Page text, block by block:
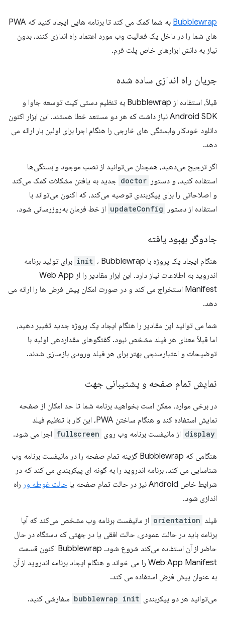
Bubblewrap
به شما کمک می کند تا برنامه هایی ایجاد کنید که PWA
های شما را در داخل یک فعالیت وب مورد اعتماد راه اندازی کنند، بدون
نیاز به دانش ابزارهای خاص پلت فرم.
جریان راه اندازی ساده شده
قبلاً، استفاده از Bubblewrap به تنظیم دستی کیت توسعه جاوا و
Android SDK نیاز داشت که هر دو مستعد خطا هستند. این ابزار اکنون
دانلود خودکار وابستگی های خارجی را هنگام اجرا برای اولین بار ارائه می
دهد.
اگر ترجیح می‌دهید، همچنان می‌توانید از نصب موجود وابستگی‌ها
استفاده کنید، و دستور doctor جدید به یافتن مشکلات کمک می‌کند
و اصلاحاتی را برای پیکربندی توصیه می‌کند، که اکنون می‌تواند با
استفاده از دستور
updateConfig از خط فرمان به‌روزرسانی شود.
جادوگر بهبود یافته
هنگام ایجاد یک پروژه با init ، Bubblewrap برای تولید برنامه
اندروید به اطلاعات نیاز دارد. این ابزار مقادیر را از Web App
Manifest استخراج می کند و در صورت امکان پیش فرض ها را ارائه می
دهد.
شما می توانید این مقادیر را هنگام ایجاد یک پروژه جدید تغییر دهید،
اما قبلاً معنای هر فیلد مشخص نبود. گفتگوهای مقداردهی اولیه با
توضیحات و اعتبارسنجی بهتر برای هر فیلد ورودی بازسازی شدند.
نمایش تمام صفحه و پشتیبانی جهت
در برخی موارد، ممکن است بخواهید برنامه شما تا حد امکان از صفحه
نمایش استفاده کند و هنگام ساختن PWA، این کار با تنظیم فیلد
display از مانیفست برنامه وب روی fullscreen اجرا می شود.
هنگامی که Bubblewrap گزینه تمام صفحه را در مانیفست برنامه وب
شناسایی می کند، برنامه اندروید را به گونه ای پیکربندی می کند که در
شرایط خاص Android نیز در حالت تمام صفحه یا
حالت غوطه ور راه
اندازی شود.
فیلد orientation از مانیفست برنامه وب مشخص می‌کند که آیا
برنامه باید در حالت عمودی، حالت افقی یا در جهتی که دستگاه در حال
حاضر از آن استفاده می‌کند شروع شود. Bubblewrap اکنون قسمت
Web App Manifest را می خواند و هنگام ایجاد برنامه اندروید از آن
به عنوان پیش فرض استفاده می کند.
می‌توانید هر دو پیکربندی bubblewrap init سفارشی کنید.